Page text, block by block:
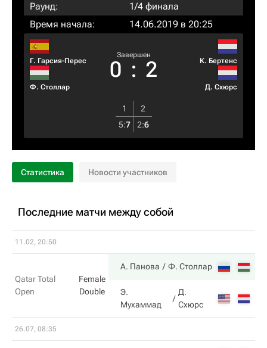
Раунд:
1/4 финала
Время начала:
14.06.2019 в 20:25
Г. Гарсия-Перес
Ф. Столлар
Завершен
0 : 2 К. Бертенс
Д. Схюрс
1
2
5:7 2:6
Статистика Новости участников
Последние матчи между собой
11.02, 20:50
Qatar Total
Open
Female
Double
А. Панова Ф. Столлар
Э.
Мухаммад
Д.
Схюрс
26.07, 08:35